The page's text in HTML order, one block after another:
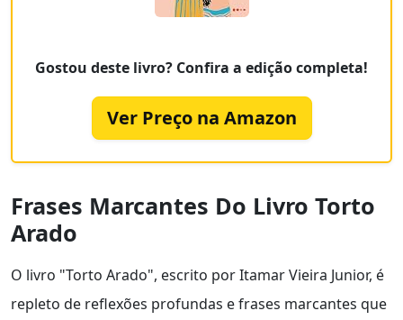
Gostou deste livro? Confira a edição completa!
Ver Preço na Amazon
Frases Marcantes Do Livro Torto
Arado
O livro "Torto Arado", escrito por Itamar Vieira Junior, é
repleto de reflexões profundas e frases marcantes que